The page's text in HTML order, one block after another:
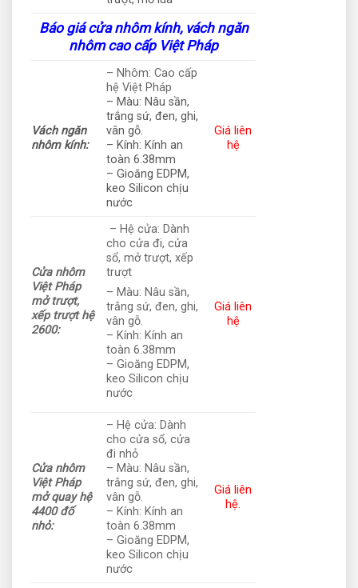
Báo giá cửa nhôm kính, vách ngăn
nhôm cao cấp Việt Pháp
Vách ngăn
nhôm kính:
– Nhôm: Cao cấp
hệ Việt Pháp
– Màu: Nâu sần,
trắng sứ, đen, ghi,
vân gỗ.
– Kính: Kính an
toàn 6.38mm
– Gioăng EDPM,
keo Silicon chịu
nước
Giá liên
hệ
Cửa nhôm
Việt Pháp
mở trượt,
xếp trượt hệ
2600:
– Hệ cửa: Dành
cho cửa đi, cửa
sổ, mở trượt, xếp
trượt
– Màu: Nâu sần,
trắng sứ, đen, ghi,
vân gỗ.
– Kính: Kính an
toàn 6.38mm
– Gioăng EDPM,
keo Silicon chịu
nước
Giá liên
hệ
Cửa nhôm
Việt Pháp
mở quay hệ
4400 đố
nhỏ:
– Hệ cửa: Dành
cho cửa sổ, cửa
đi nhỏ
– Màu: Nâu sần,
trắng sứ, đen, ghi,
vân gỗ.
– Kính: Kính an
toàn 6.38mm
– Gioăng EDPM,
keo Silicon chịu
nước
Giá liên
hệ.